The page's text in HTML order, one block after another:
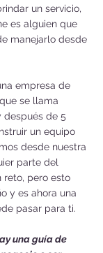
un servicio,
es alguien que
manejarlo desde
empresa de
se llama
después de 5
un equipo
desde nuestra
parte del
reto, pero esto
y es ahora una
pasar para ti.
una guía de